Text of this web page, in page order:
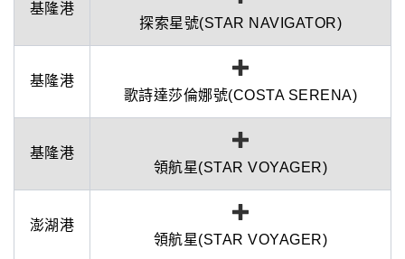
基隆港
探索星號(STAR NAVIGATOR)
基隆港
歌詩達莎倫娜號(COSTA SERENA)
基隆港
領航星(STAR VOYAGER)
澎湖港
領航星(STAR VOYAGER)